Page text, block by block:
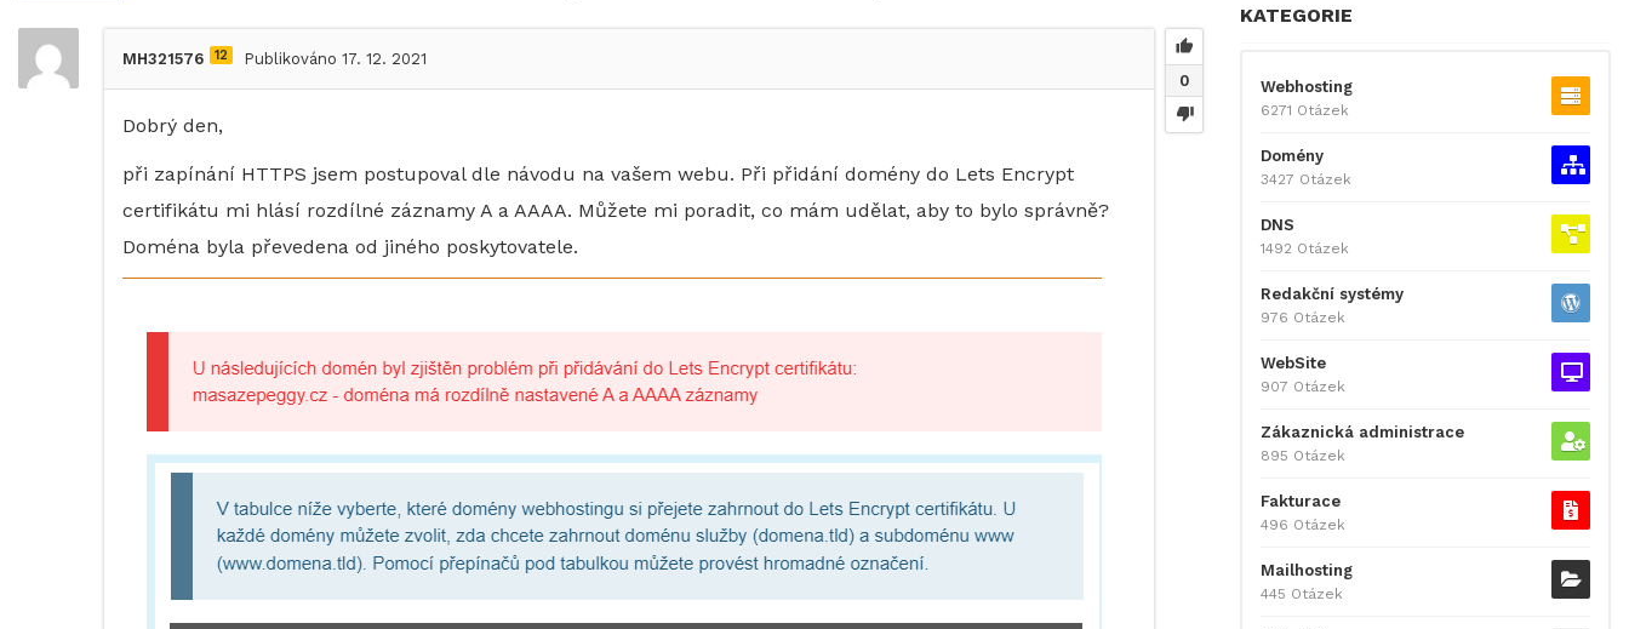
0
MH321576 12 Publikováno 17. 12. 2021
Dobrý den,
při zapínání HTTPS jsem postupoval dle návodu na vašem webu. Při přidání domény do Lets Encrypt
certifikátu mi hlásí rozdílné záznamy A a AAAA. Můžete mi poradit, co mám udělat, aby to bylo správně?
Doména byla převedena od jiného poskytovatele.
KATEGORIE
Webhosting
6271 Otázek
Domény
3427 Otázek
DNS
1492 Otázek
Redakční systémy
976 Otázek
WebSite
907 Otázek
Zákaznická administrace
895 Otázek
Fakturace
496 Otázek
Mailhosting
445 Otázek